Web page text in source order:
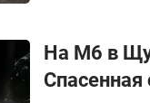
На М6 в